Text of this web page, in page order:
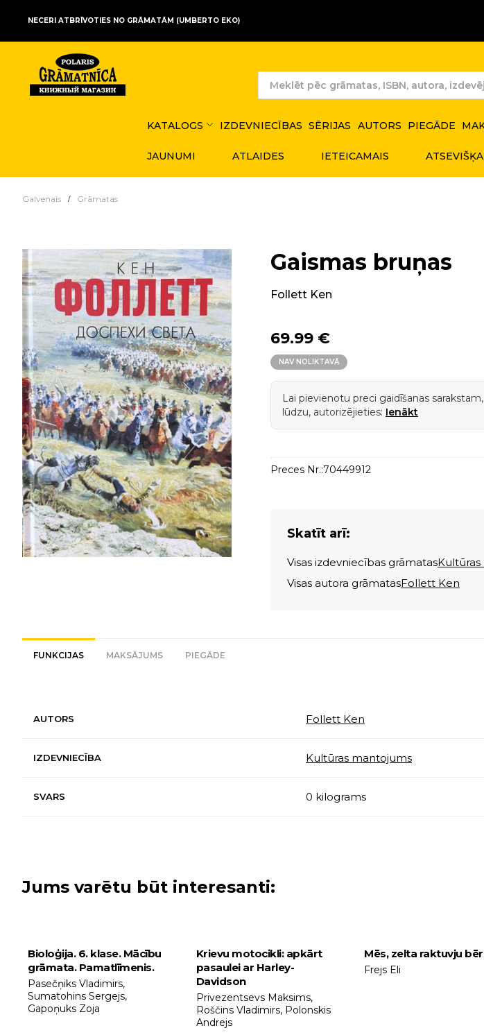
NECERI ATBRĪVOTIES NO GRĀMATĀM (UMBERTO EKO)
KATALOGS IZDEVNIECĪBAS SĒRIJAS AUTORS PIEGĀDE
JAUNUMI ATLAIDES IETEICAMAIS
Galvenais Grāmatas
Gaismas bruņas
Follett Ken
69.99 €
NAV NOLIKTAVĀ
Lai pievienotu preci gaidīšanas sarakstam,
lūdzu, autorizējieties: Ienākt
Preces Nr.:70449912
Skatīt arī:
Visas izdevniecības grāmatas
Visas autora grāmatasFollett Ken
FUNKCIJAS MAKSĀJUMS PIEGĀDE
AUTORS Follett Ken
IZDEVNIECĪBA Kultūras mantojums
SVARS 0 kilograms
Jums varētu būt interesanti:
Bioloģija. 6. klase. Mācību
grāmata. Pamatlīmenis.
Pasečņiks Vladimirs,
Sumatohins Sergejs,
Gapoņuks Zoja
Krievu motocikli: apkārt
pasaulei ar Harley-
Davidson
Privezentsevs Maksims,
Roščins Vladimirs, Polonskis
Andrejs
Mēs, zelta raktuvju
Frejs Eli